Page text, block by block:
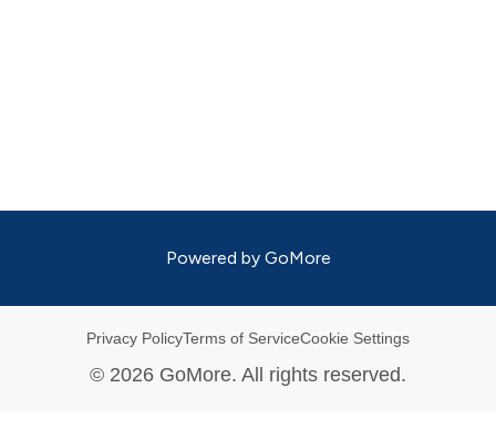
Powered by GoMore
Privacy PolicyTerms of ServiceCookie Settings
© 2026 GoMore. All rights reserved.